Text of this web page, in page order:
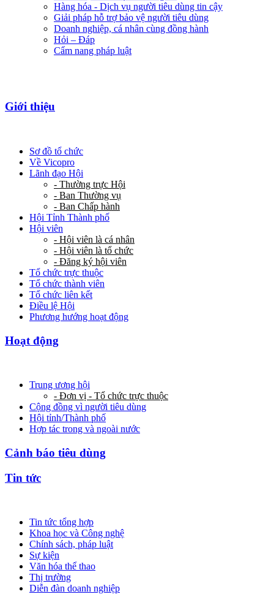
Hàng hóa - Dịch vụ người tiêu dùng tin cậy
Giải pháp hỗ trợ bảo vệ người tiêu dùng
Doanh nghiệp, cá nhân cùng đồng hành
Hỏi – Đáp
Cẩm nang pháp luật
Giới thiệu
Sơ đồ tổ chức
Về Vicopro
Lãnh đạo Hội
- Thường trực Hội
- Ban Thường vụ
- Ban Chấp hành
Hội Tỉnh Thành phố
Hội viên
- Hội viên là cá nhân
- Hội viên là tổ chức
- Đăng ký hội viên
Tổ chức trực thuộc
Tổ chức thành viên
Tổ chức liên kết
Điều lệ Hội
Phương hướng hoạt động
Hoạt động
Trung ương hội
- Đơn vị - Tổ chức trực thuộc
Cộng đồng vì người tiêu dùng
Hội tỉnh/Thành phố
Hợp tác trong và ngoài nước
Cảnh báo tiêu dùng
Tin tức
Tin tức tổng hợp
Khoa học và Công nghệ
Chính sách, pháp luật
Sự kiện
Văn hóa thể thao
Thị trường
Diễn đàn doanh nghiệp